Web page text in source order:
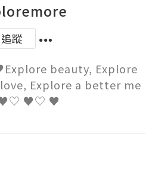
追蹤
beauty, Explore
Explore a better me
♥♡ ♥